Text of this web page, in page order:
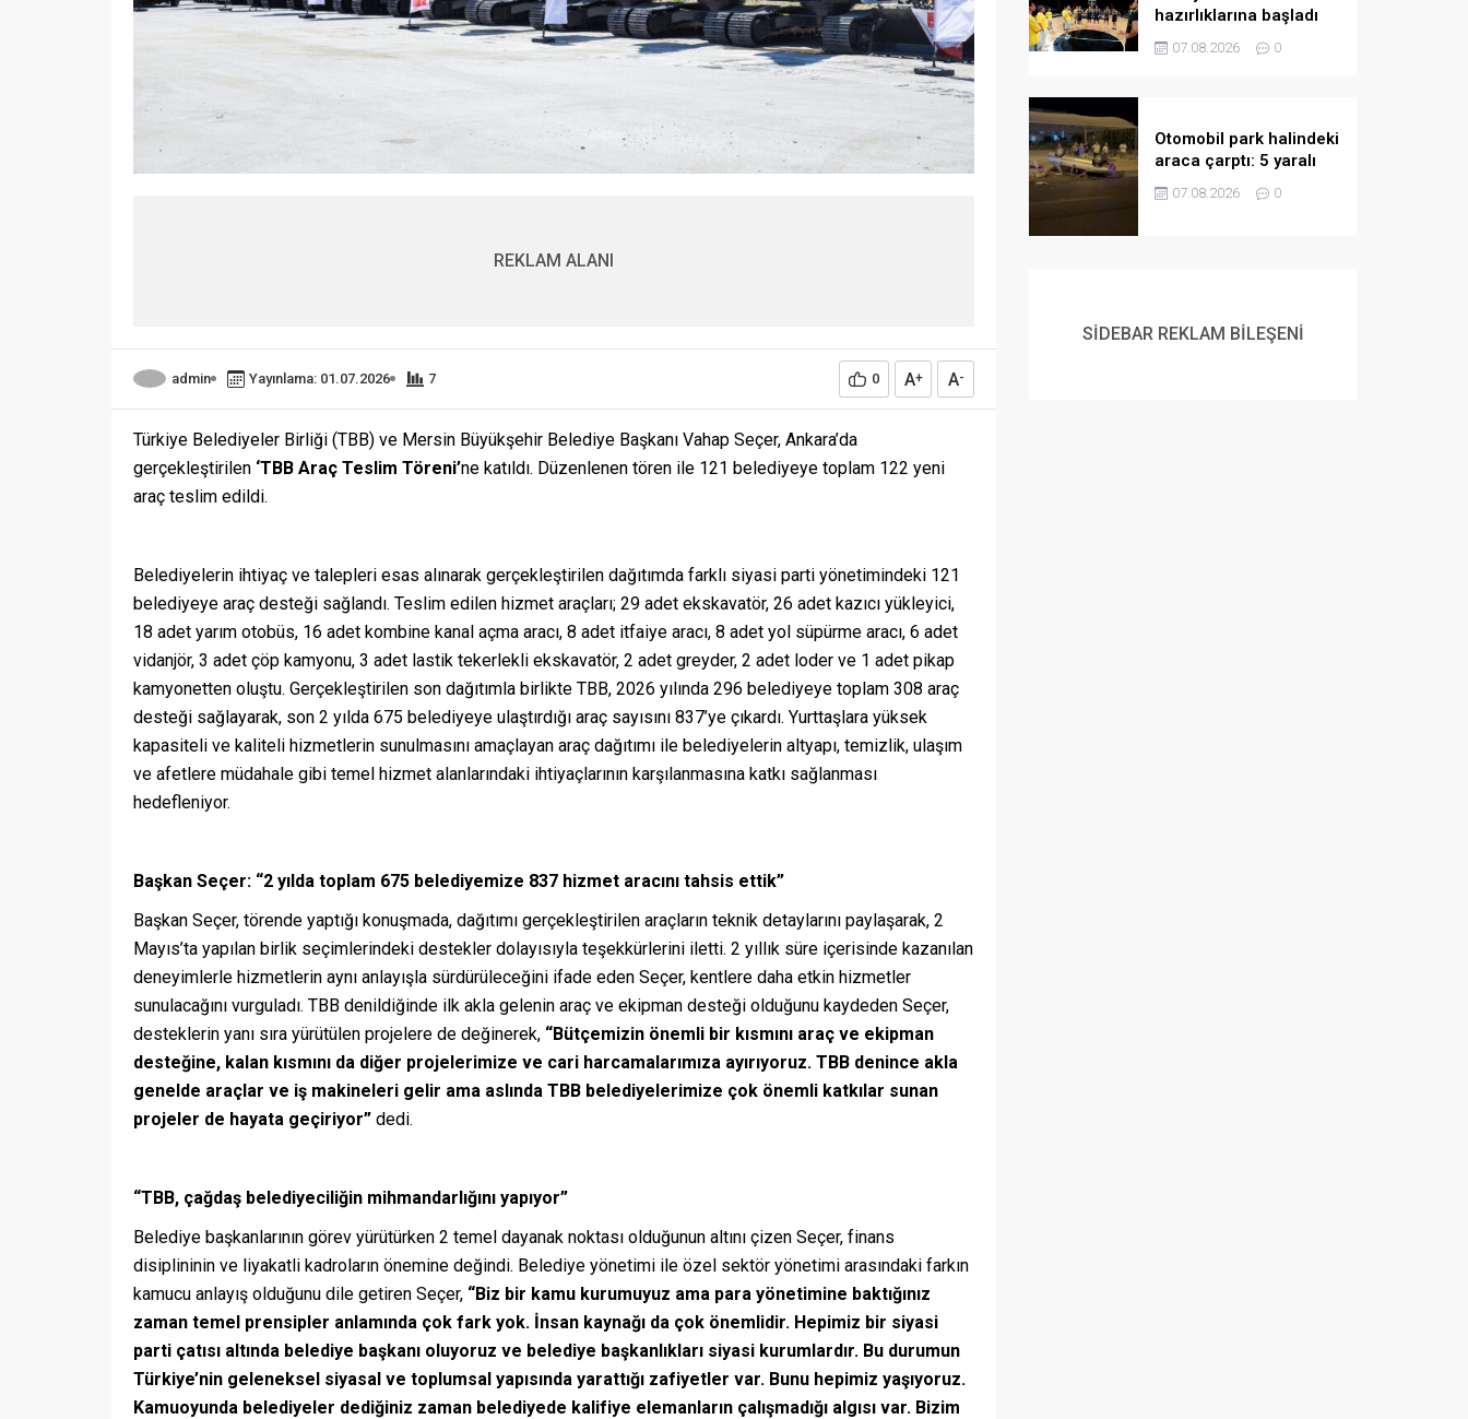
REKLAM ALANI
admin Yayınlama: 01.07.2026 7 0 A+ A-
Türkiye Belediyeler Birliği (TBB) ve Mersin Büyükşehir Belediye Başkanı Vahap Seçer, Ankara’da
gerçekleştirilen ‘TBB Araç Teslim Töreni’ne katıldı. Düzenlenen tören ile 121 belediyeye toplam 122 yeni
araç teslim edildi.
Belediyelerin ihtiyaç ve talepleri esas alınarak gerçekleştirilen dağıtımda farklı siyasi parti yönetimindeki 121
belediyeye araç desteği sağlandı. Teslim edilen hizmet araçları; 29 adet ekskavatör, 26 adet kazıcı yükleyici,
18 adet yarım otobüs, 16 adet kombine kanal açma aracı, 8 adet itfaiye aracı, 8 adet yol süpürme aracı, 6 adet
vidanjör, 3 adet çöp kamyonu, 3 adet lastik tekerlekli ekskavatör, 2 adet greyder, 2 adet loder ve 1 adet pikap
kamyonetten oluştu. Gerçekleştirilen son dağıtımla birlikte TBB, 2026 yılında 296 belediyeye toplam 308 araç
desteği sağlayarak, son 2 yılda 675 belediyeye ulaştırdığı araç sayısını 837’ye çıkardı. Yurttaşlara yüksek
kapasiteli ve kaliteli hizmetlerin sunulmasını amaçlayan araç dağıtımı ile belediyelerin altyapı, temizlik, ulaşım
ve afetlere müdahale gibi temel hizmet alanlarındaki ihtiyaçlarının karşılanmasına katkı sağlanması
hedefleniyor.
Başkan Seçer: “2 yılda toplam 675 belediyemize 837 hizmet aracını tahsis ettik”
Başkan Seçer, törende yaptığı konuşmada, dağıtımı gerçekleştirilen araçların teknik detaylarını paylaşarak, 2
Mayıs’ta yapılan birlik seçimlerindeki destekler dolayısıyla teşekkürlerini iletti. 2 yıllık süre içerisinde kazanılan
deneyimlerle hizmetlerin aynı anlayışla sürdürüleceğini ifade eden Seçer, kentlere daha etkin hizmetler
sunulacağını vurguladı. TBB denildiğinde ilk akla gelenin araç ve ekipman desteği olduğunu kaydeden Seçer,
desteklerin yanı sıra yürütülen projelere de değinerek, “Bütçemizin önemli bir kısmını araç ve ekipman
desteğine, kalan kısmını da diğer projelerimize ve cari harcamalarımıza ayırıyoruz. TBB denince akla
genelde araçlar ve iş makineleri gelir ama aslında TBB belediyelerimize çok önemli katkılar sunan
projeler de hayata geçiriyor” dedi.
“TBB, çağdaş belediyeciliğin mihmandarlığını yapıyor”
Belediye başkanlarının görev yürütürken 2 temel dayanak noktası olduğunun altını çizen Seçer, finans
disiplininin ve liyakatli kadroların önemine değindi. Belediye yönetimi ile özel sektör yönetimi arasındaki farkın
kamucu anlayış olduğunu dile getiren Seçer, “Biz bir kamu kurumuyuz ama para yönetimine baktığınız
zaman temel prensipler anlamında çok fark yok. İnsan kaynağı da çok önemlidir. Hepimiz bir siyasi
parti çatısı altında belediye başkanı oluyoruz ve belediye başkanlıkları siyasi kurumlardır. Bu durumun
Türkiye’nin geleneksel siyasal ve toplumsal yapısında yarattığı zafiyetler var. Bunu hepimiz yaşıyoruz.
Kamuoyunda belediyeler dediğiniz zaman belediyede kalifiye elemanların çalışmadığı algısı var. Bizim
hazırlıklarına başladı
07.08.2026 0
Otomobil park halindeki
araca çarptı: 5 yaralı
07.08.2026 0
SİDEBAR REKLAM BİLEŞENİ